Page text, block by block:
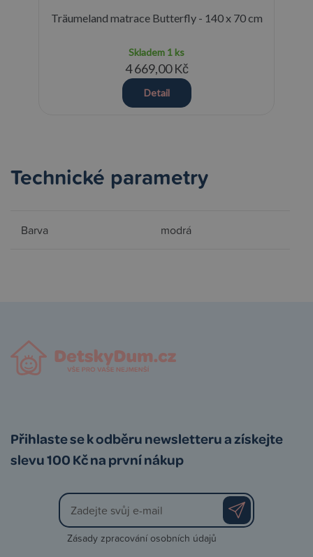
Träumeland matrace Butterfly - 140 x 70 cm
Skladem 1 ks
4 669,00 Kč
Detail
Technické parametry
Barva modrá
Přihlaste se k odběru newsletteru a získejte
slevu 100 Kč na první nákup
Zásady zpracování osobních údajů